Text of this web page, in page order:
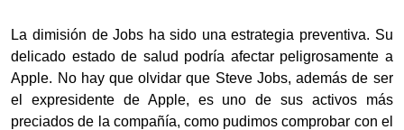
La dimisión de Jobs ha sido una estrategia preventiva. Su
delicado estado de salud podría afectar peligrosamente a
Apple. No hay que olvidar que Steve Jobs, además de ser
el expresidente de Apple, es uno de sus activos más
preciados de la compañía, como pudimos comprobar con el